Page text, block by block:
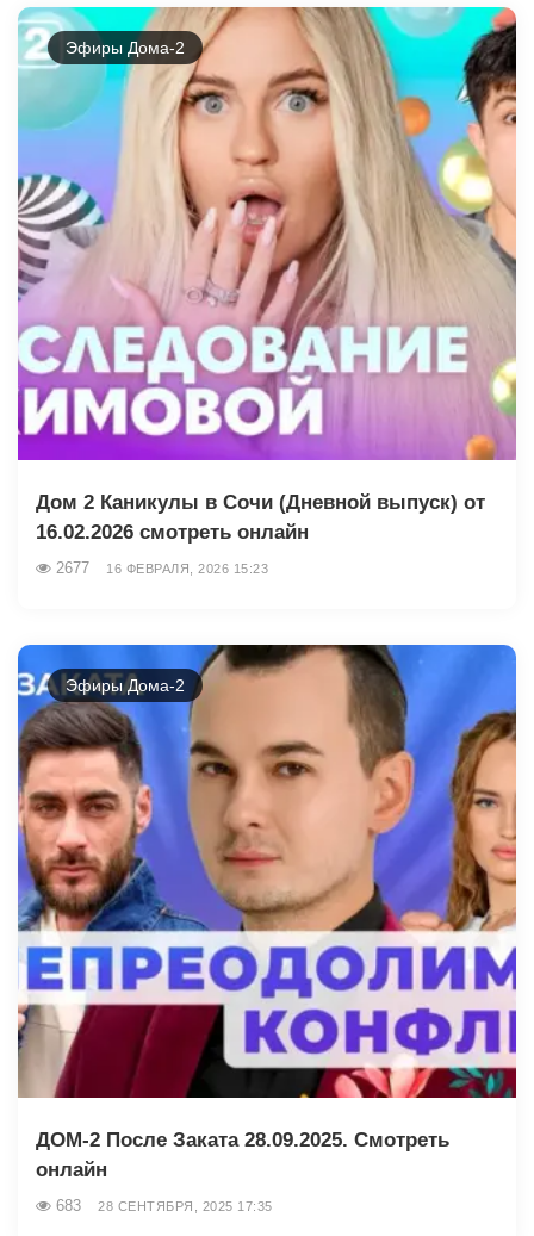
Эфиры Дома-2
Дом 2 Каникулы в Сочи (Дневной выпуск) от
16.02.2026 смотреть онлайн
2677 16 ФЕВРАЛЯ, 2026 15:23
Эфиры Дома-2
ДОМ-2 После Заката 28.09.2025. Смотреть
онлайн
683 28 СЕНТЯБРЯ, 2025 17:35